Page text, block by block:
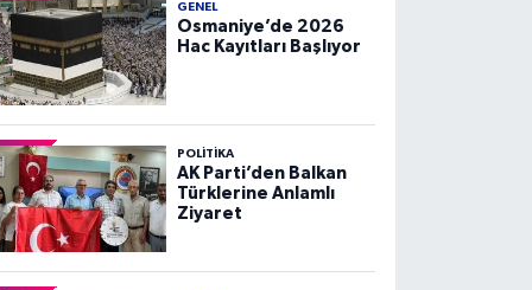
GENEL
Osmaniye’de 2026
Hac Kayıtları Başlıyor
POLITIKA
AK Parti’den Balkan
Türklerine Anlamlı
Ziyaret